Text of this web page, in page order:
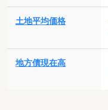
土地平均価格
地方債現在高